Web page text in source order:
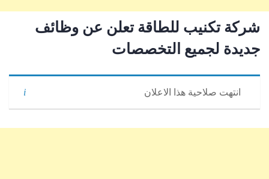
شركة تكنيب للطاقة تعلن عن وظائف
جديدة لجميع التخصصات
انتهت صلاحية هذا الاعلان